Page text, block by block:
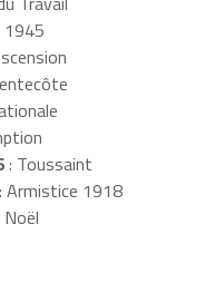
1945
: Toussaint
: Armistice 1918
Noël